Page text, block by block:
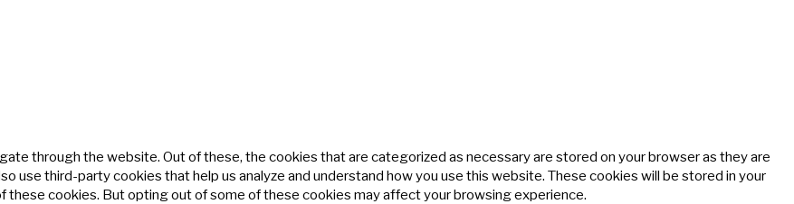
through the website. Out of these, the cookies that are categorized as necessary are stored on your browser as they are
use third-party cookies that help us analyze and understand how you use this website. These cookies will be stored in your
cookies. But opting out of some of these cookies may affect your browsing experience.